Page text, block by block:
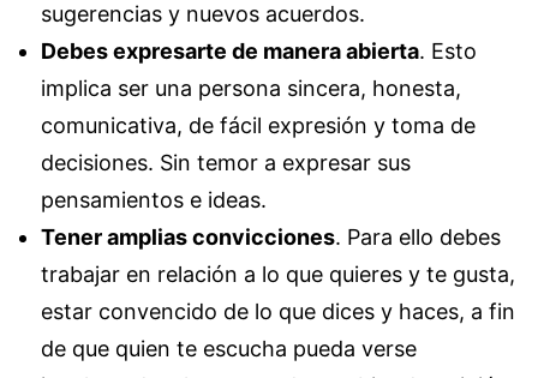
sugerencias y nuevos acuerdos.
Debes expresarte de manera abierta. Esto
implica ser una persona sincera, honesta,
comunicativa, de fácil expresión y toma de
decisiones. Sin temor a expresar sus
pensamientos e ideas.
Tener amplias convicciones. Para ello debes
trabajar en relación a lo que quieres y te gusta,
estar convencido de lo que dices y haces, a fin
de que quien te escucha pueda verse